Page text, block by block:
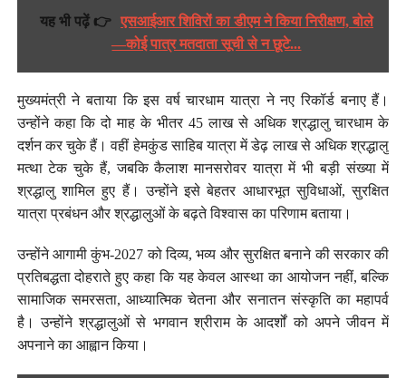
यह भी पढ़ें 👉 एसआईआर शिविरों का डीएम ने किया निरीक्षण, बोले
—कोई पात्र मतदाता सूची से न छूटे...
मुख्यमंत्री ने बताया कि इस वर्ष चारधाम यात्रा ने नए रिकॉर्ड बनाए हैं।
उन्होंने कहा कि दो माह के भीतर 45 लाख से अधिक श्रद्धालु चारधाम के
दर्शन कर चुके हैं। वहीं हेमकुंड साहिब यात्रा में डेढ़ लाख से अधिक श्रद्धालु
मत्था टेक चुके हैं, जबकि कैलाश मानसरोवर यात्रा में भी बड़ी संख्या में
श्रद्धालु शामिल हुए हैं। उन्होंने इसे बेहतर आधारभूत सुविधाओं, सुरक्षित
यात्रा प्रबंधन और श्रद्धालुओं के बढ़ते विश्वास का परिणाम बताया।
उन्होंने आगामी कुंभ-2027 को दिव्य, भव्य और सुरक्षित बनाने की सरकार की
प्रतिबद्धता दोहराते हुए कहा कि यह केवल आस्था का आयोजन नहीं, बल्कि
सामाजिक समरसता, आध्यात्मिक चेतना और सनातन संस्कृति का महापर्व
है। उन्होंने श्रद्धालुओं से भगवान श्रीराम के आदर्शों को अपने जीवन में
अपनाने का आह्वान किया।